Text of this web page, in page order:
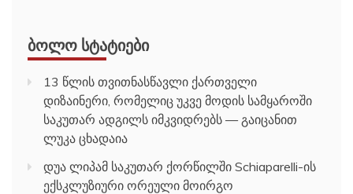
ᲑᲝᲚᲝ ᲡᲢᲐᲢᲘᲔᲑᲘ
13 წლის თვითნასწავლი ქართველი
დიზაინერი, რომელიც უკვე მოდის სამყაროში
საკუთარ ადგილს იმკვიდრებს — გაიცანით
ლუკა ცხადაია
დუა ლიპამ საკუთარ ქორწილში Schiaparelli-ის
ექსკლუზიური ორეული მოირგო